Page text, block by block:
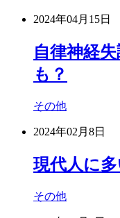
2024年04月15日
自律神経
も？
その他
2024年02月8日
現代人に多
その他